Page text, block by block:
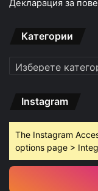
Декларация за
Категории
Категории
Instagram
The Instagram
options page >